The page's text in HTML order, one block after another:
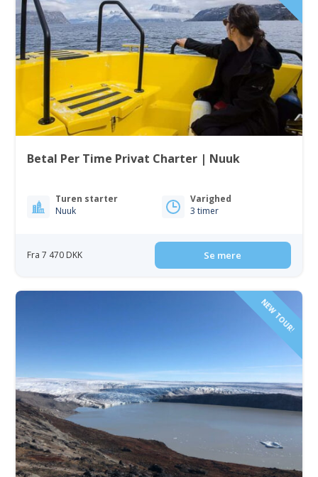
Betal Per Time Privat Charter | Nuuk
Turen starter
Nuuk
Varighed
3 timer
Fra 7 470 DKK Se mere
NEW TOUR!